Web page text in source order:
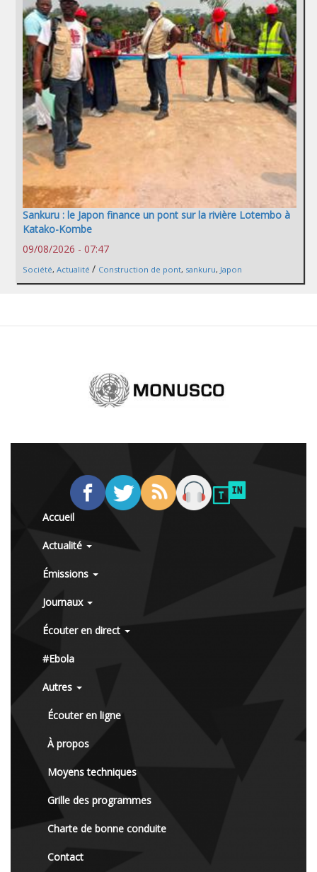
Sankuru : le Japon finance un pont sur la rivière Lotembo à
Katako-Kombe
09/08/2026 - 07:47
Société, Actualité / Construction de pont, sankuru, Japon
Accueil
Actualité
Émissions
Journaux
Écouter en direct
#Ebola
Autres
Écouter en ligne
À propos
Moyens techniques
Grille des programmes
Charte de bonne conduite
Contact